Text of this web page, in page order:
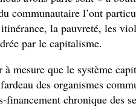
communautaire l’ont
la pauvreté, les
par le capitalisme.
mesure que le système
des organismes
financement chronique des